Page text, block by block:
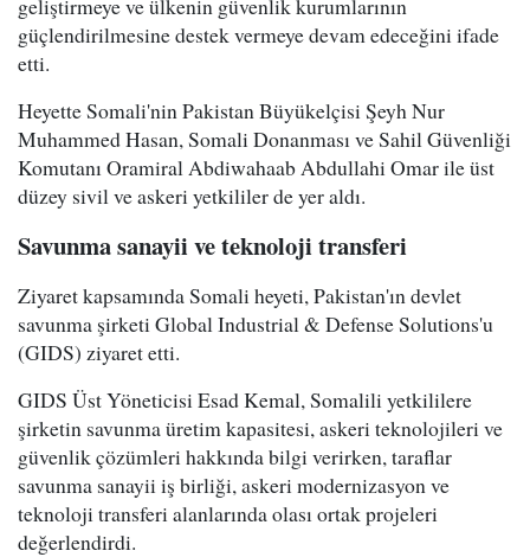
güçlendirilmesine destek vermeye devam edeceğini ifade
etti.
Heyette Somali'nin Pakistan Büyükelçisi Şeyh Nur
Muhammed Hasan, Somali Donanması ve Sahil Güvenliği
Komutanı Oramiral Abdiwahaab Abdullahi Omar ile üst
düzey sivil ve askeri yetkililer de yer aldı.
Savunma sanayii ve teknoloji transferi
Ziyaret kapsamında Somali heyeti, Pakistan'ın devlet
savunma şirketi Global Industrial & Defense Solutions'u
(GIDS) ziyaret etti.
GIDS Üst Yöneticisi Esad Kemal, Somalili yetkililere
şirketin savunma üretim kapasitesi, askeri teknolojileri ve
güvenlik çözümleri hakkında bilgi verirken, taraflar
savunma sanayii iş birliği, askeri modernizasyon ve
teknoloji transferi alanlarında olası ortak projeleri
değerlendirdi.